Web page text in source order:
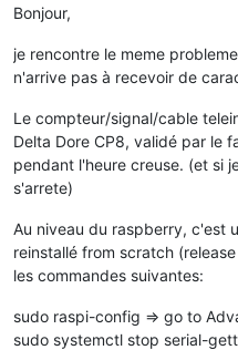
Bonjour,
je rencontre le meme
n'arrive pas à recevoir de
Le compteur/signal/cable
Delta Dore CP8, validé par le
pendant l'heure creuse. (et si
s'arrete)
Au niveau du raspberry, c'est
reinstallé from scratch
les commandes suivantes:
sudo raspi-config => go to
sudo systemctl stop serial-